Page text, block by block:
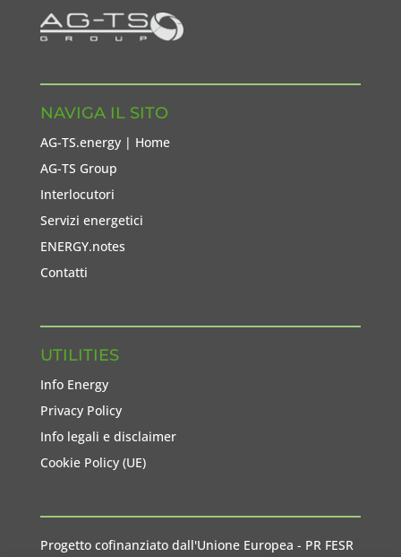
NAVIGA IL SITO
AG-TS.energy | Home
AG-TS Group
Interlocutori
Servizi energetici
ENERGY.notes
Contatti
UTILITIES
Info Energy
Privacy Policy
Info legali e disclaimer
Cookie Policy (UE)
Progetto cofinanziato dall'Unione Europea - PR FESR